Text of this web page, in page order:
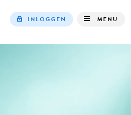
INLOGGEN MENU